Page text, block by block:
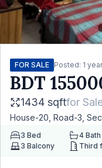
FOR SALE Posted: 1
BDT
1434 sqftfor
House-20, Road-3,
3 Bed 4 Bath
3 Balcony Third